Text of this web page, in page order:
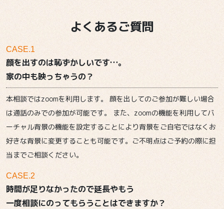
よくあるご質問
CASE.1
顔を出すのは恥ずかしいです…。
家の中も映っちゃうの？
本相談ではzoomを利用します。 顔を出してのご参加が難しい場合
は通話のみでの参加が可能です。 また、zoomの機能を利用してバ
ーチャル背景の機能を設定することにより背景をご自宅ではなくお
好きな背景に変更することも可能です。ご不明点はご予約の際に担
当までご相談ください。
CASE.2
時間が足りなかったので延長やもう
一度相談にのってもらうことはできますか？